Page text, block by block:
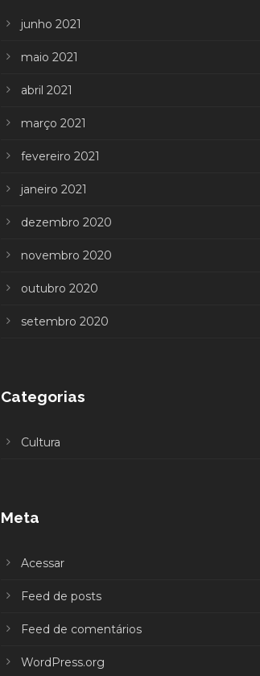
junho 2021
maio 2021
abril 2021
março 2021
fevereiro 2021
janeiro 2021
dezembro 2020
novembro 2020
outubro 2020
setembro 2020
Categorias
Cultura
Meta
Acessar
Feed de posts
Feed de comentários
WordPress.org